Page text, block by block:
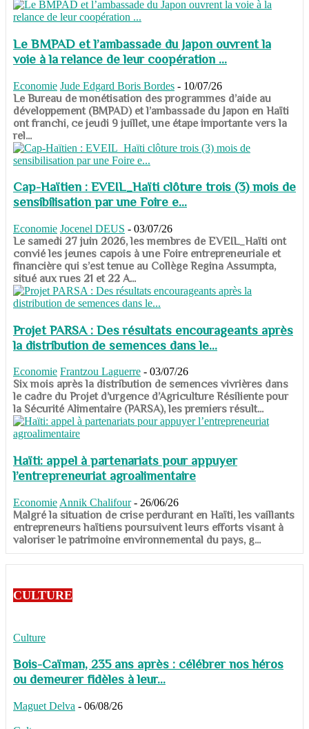
Le BMPAD et l’ambassade du Japon ouvrent la
voie à la relance de leur coopération ...
Economie Jude Edgard Boris Bordes - 10/07/26
​​​​​​​Le Bureau de monétisation des programmes d’aide au
développement (BMPAD) et l’ambassade du Japon en Haïti
ont franchi, ce jeudi 9 juillet, une étape importante vers la
rel...
Cap-Haïtien : EVEIL_Haïti clôture trois (3) mois de
sensibilisation par une Foire e...
Economie Jocenel DEUS - 03/07/26
Le samedi 27 juin 2026, les membres de EVEIL_Haïti ont
convié les jeunes capois à une Foire entrepreneuriale et
financière qui s’est tenue au Collège Regina Assumpta,
situé aux rues 21 et 22 A...
Projet PARSA : Des résultats encourageants après
la distribution de semences dans le...
Economie Frantzou Laguerre - 03/07/26
​​​​​​​Six mois après la distribution de semences vivrières dans
le cadre du Projet d’urgence d’Agriculture Résiliente pour
la Sécurité Alimentaire (PARSA), les premiers résult...
Haïti: appel à partenariats pour appuyer
l’entrepreneuriat agroalimentaire
Economie Annik Chalifour - 26/06/26
​​​​​​​Malgré la situation de crise perdurant en Haïti, les vaillants
entrepreneurs haïtiens poursuivent leurs efforts visant à
valoriser le patrimoine environnemental du pays, g...
CULTURE
Culture
Bois-Caïman, 235 ans après : célébrer nos héros
ou demeurer fidèles à leur...
Maguet Delva - 06/08/26